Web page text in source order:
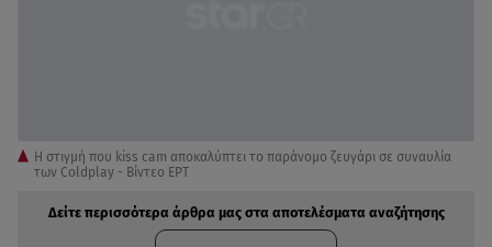
Η στιγμή που kiss cam αποκαλύπτει το παράνομο ζευγάρι σε συναυλία
των Coldplay - Βίντεο ΕΡΤ
Δείτε περισσότερα άρθρα μας στα αποτελέσματα αναζήτησης